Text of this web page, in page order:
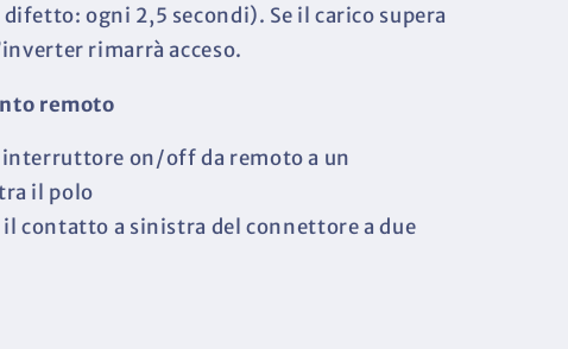
ogni 2,5 secondi). Se il carico supera
rimarrà acceso.
remoto
interruttore on/off da remoto a un
il polo
contatto a sinistra del connettore a due